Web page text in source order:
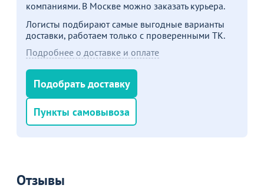
компаниями. В Москве можно заказать курьера.
Логисты подбирают самые выгодные варианты
доставки, работаем только с проверенными ТК.
Подробнее о доставке и оплате
Подобрать доставку
Пункты самовывоза
Отзывы
Больше не показывать это окно